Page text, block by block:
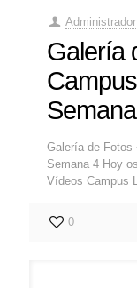
Administrador
Galería
Galería de Fotos
Semana 4 Hoy
Vídeos Campus
0